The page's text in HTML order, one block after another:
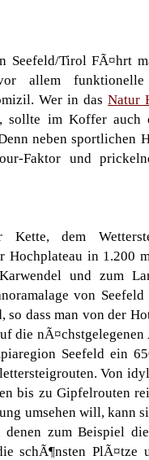
Seefeld/Tirol FÃ¤hrt
allem funktionelle
Wer in das Natur
sollte im Koffer
neben sportlichen
Faktor und
Kette, dem
Hochplateau in 1.200
und zum
von
so dass man von der
die
Seefeld ein
Von
bis zu Gipfelrouten
umsehen will, kann
zum Beispiel
schÃ¶nsten PlÃ¤tze